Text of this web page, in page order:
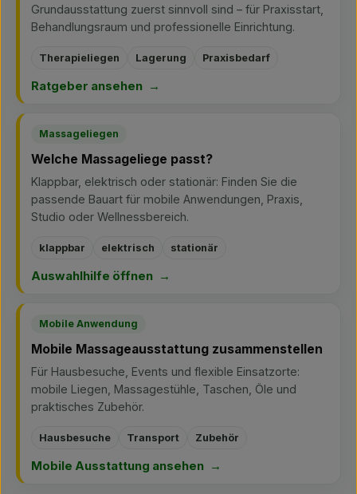
Grundausstattung zuerst sinnvoll sind – für Praxisstart,
Behandlungsraum und professionelle Einrichtung.
Therapieliegen Lagerung Praxisbedarf
Ratgeber ansehen
Massageliegen
Welche Massageliege passt?
Klappbar, elektrisch oder stationär: Finden Sie die
passende Bauart für mobile Anwendungen, Praxis,
Studio oder Wellnessbereich.
klappbar elektrisch stationär
Auswahlhilfe öffnen
Mobile Anwendung
Mobile Massageausstattung zusammenstellen
Für Hausbesuche, Events und flexible Einsatzorte:
mobile Liegen, Massagestühle, Taschen, Öle und
praktisches Zubehör.
Hausbesuche Transport Zubehör
Mobile Ausstattung ansehen